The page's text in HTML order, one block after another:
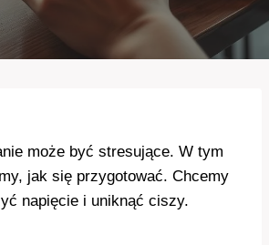
może być stresujące. W tym
jak się przygotować. Chcemy
napięcie i uniknąć ciszy.